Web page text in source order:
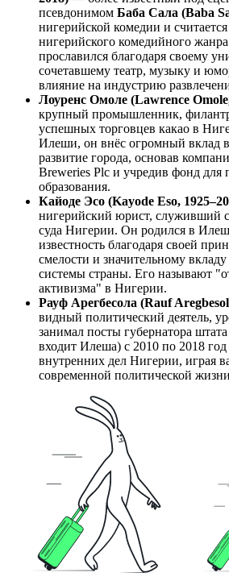
псевдонимом Баба Сала (Baba
нигерийской комедии и
нигерийского комедийного
прославился благодаря своему
сочетавшему театр, музыку и
влияние на индустрию
Лоуренс Омоле (Lawrence
крупный промышленник,
успешных торговцев какао в
Илеши, он внёс огромный вклад
развитие города, основав
Breweries Plc и учредив фонд для
образования.
Кайоде Эсо (Kayode Eso,
нигерийский юрист, служивший
суда Нигерии. Он родился в
известность благодаря своей
смелости и значительному
системы страны. Его называют
активизма" в Нигерии.
Рауф Арегбесола (Rauf
видный политический деятель,
занимал посты губернатора
входит Илеша) с 2010 по 2018
внутренних дел Нигерии, играя
современной политической